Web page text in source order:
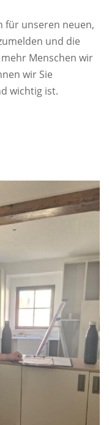
für unseren neuen,
und die
Menschen wir
wir Sie
wichtig ist.